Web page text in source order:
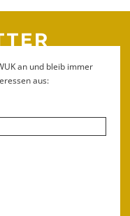
an und bleib immer
aus: